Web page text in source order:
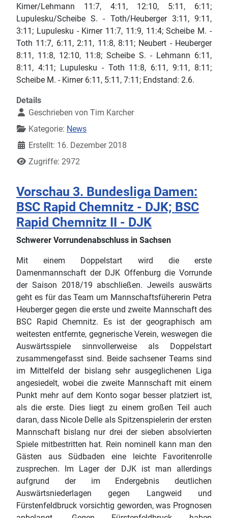
Kirner/Lehmann 11:7, 4:11, 12:10, 5:11, 6:11;
Lupulesku/Scheibe S. - Toth/Heuberger 3:11, 9:11,
3:11; Lupulesku - Kirner 11:7, 11:9, 11:4; Scheibe M. -
Toth 11:7, 6:11, 2:11, 11:8, 8:11; Neubert - Heuberger
8:11, 11:8, 12:10, 11:8; Scheibe S. - Lehmann 6:11,
8:11, 4:11; Lupulesku - Toth 11:8, 6:11, 9:11, 8:11;
Scheibe M. - Kirner 6:11, 5:11, 7:11; Endstand: 2.6.
Details
Geschrieben von Tim Karcher
Kategorie: News
Erstellt: 16. Dezember 2018
Zugriffe: 2972
Vorschau 3. Bundesliga Damen:
BSC Rapid Chemnitz - DJK; BSC
Rapid Chemnitz II - DJK
Schwerer Vorrundenabschluss in Sachsen
Mit einem Doppelstart wird die erste
Damenmannschaft der DJK Offenburg die Vorrunde
der Saison 2018/19 abschließen. Jeweils auswärts
geht es für das Team um Mannschaftsfühererin Petra
Heuberger gegen die erste und zweite Mannschaft des
BSC Rapid Chemnitz. Es ist der geographisch am
weitesten entfernte, gegnerische Verein, weswegen die
Auswärtsspiele sinnvollerweise als Doppelstart
zusammengefasst sind. Beide sachsener Teams sind
im Mittelfeld der bislang sehr ausgeglichenen Liga
angesiedelt, wobei die zweite Mannschaft mit einem
Punkt mehr auf dem Konto sogar besser platziert ist,
als die erste. Dies liegt zu einem großen Teil auch
daran, dass Nicole Delle als Spitzenspielerin der ersten
Mannschaft bislang nur drei der sieben absolvierten
Spiele mitbestritten hat. Rein nominell kann man den
Gästen aus Südbaden eine leichte Favoritenrolle
zusprechen. Im Lager der DJK ist man allerdings
aufgrund der im Endergebnis deutlichen
Auswärtsniederlagen gegen Langweid und
Fürstenfeldbruck vorsichtig geworden, was Prognosen